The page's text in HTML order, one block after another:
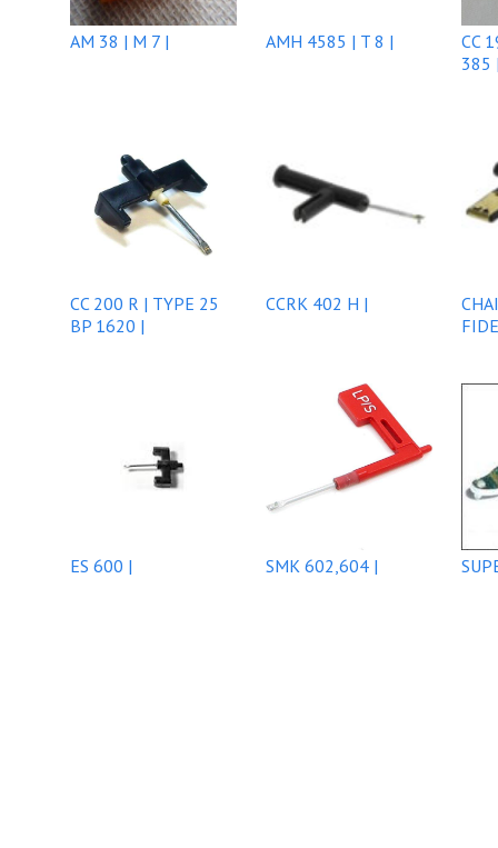
AM 38 | M 7 | AMH 4585 | T 8 |
CC
385
CC 200 R | TYPE 25
BP 1620 |
CCRK 402 H |
ES 600 | SMK 602,604 |